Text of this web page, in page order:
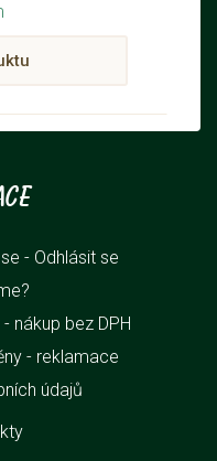
- Odhlásit se
nákup bez DPH
- reklamace
údajů